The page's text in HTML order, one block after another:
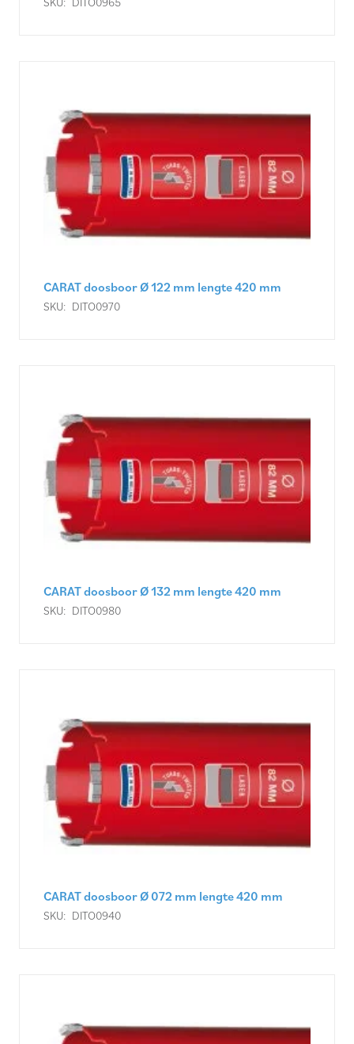
CARAT doosboor Ø 122 mm lengte 420 mm
SKU: DITO0970
CARAT doosboor Ø 132 mm lengte 420 mm
SKU: DITO0980
CARAT doosboor Ø 072 mm lengte 420 mm
SKU: DITO0940